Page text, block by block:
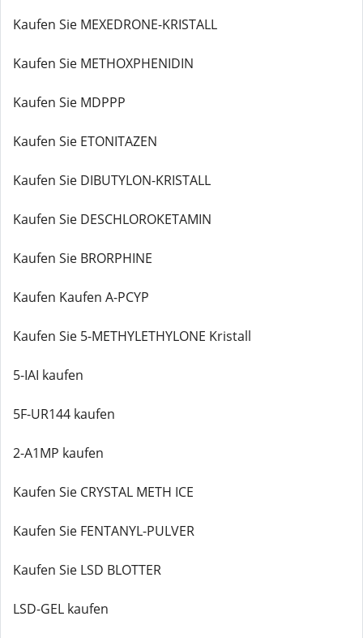
Kaufen Sie MEXEDRONE-KRISTALL
Kaufen Sie METHOXPHENIDIN
Kaufen Sie MDPPP
Kaufen Sie ETONITAZEN
Kaufen Sie DIBUTYLON-KRISTALL
Kaufen Sie DESCHLOROKETAMIN
Kaufen Sie BRORPHINE
Kaufen Kaufen A-PCYP
Kaufen Sie 5-METHYLETHYLONE Kristall
5-IAI kaufen
5F-UR144 kaufen
2-A1MP kaufen
Kaufen Sie CRYSTAL METH ICE
Kaufen Sie FENTANYL-PULVER
Kaufen Sie LSD BLOTTER
LSD-GEL kaufen